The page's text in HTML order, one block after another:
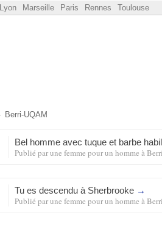
Lyon Marseille Paris Rennes Toulouse
Berri-UQAM
Bel homme avec tuque et barbe
Publié parune femme pour un homme à
Tu es descendu à Sherbrooke →
Publié parune femme pour un homme à